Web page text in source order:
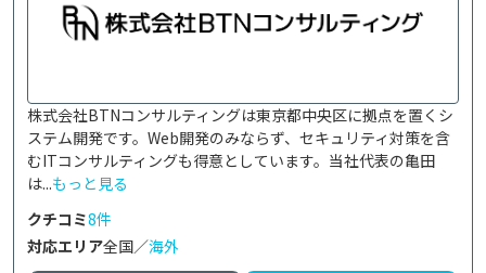
株式会社BTNコンサルティングは東京都中央区に拠点を置くシ
ステム開発です。Web開発のみならず、セキュリティ対策を含
むITコンサルティングも得意としています。当社代表の亀田
は...もっと見る
クチコミ8件
対応エリア全国／海外